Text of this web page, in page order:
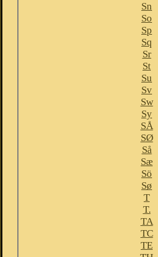
Sn
So
Sp
Sq
Sr
St
Su
Sv
Sw
Sy
SÅ
SØ
Så
Sæ
Sö
Sø
T
T.
TA
TC
TE